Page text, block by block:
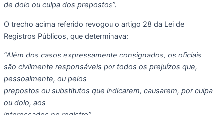
de dolo ou culpa dos prepostos”.
O trecho acima referido revogou o artigo 28 da Lei de
Registros Públicos, que determinava:
“Além dos casos expressamente consignados, os oficiais
são civilmente responsáveis por todos os prejuízos que,
pessoalmente, ou pelos
prepostos ou substitutos que indicarem, causarem, por culpa
ou dolo, aos